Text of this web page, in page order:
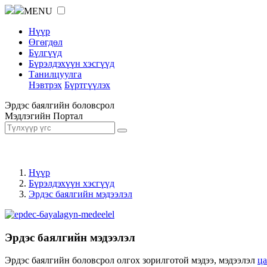
MENU
Нүүр
Өгөгдөл
Бүлгүүд
Бүрэлдэхүүн хэсгүүд
Танилцуулга
Нэвтрэх Бүртгүүлэх
Эрдэс баялгийн боловсрол
Мэдлэгийн Портал
Нүүр
Бүрэлдэхүүн хэсгүүд
Эрдэс баялгийн мэдээлэл
Эрдэс баялгийн мэдээлэл
Эрдэс баялгийн боловсрол олгох зорилготой мэдээ, мэдээлэл